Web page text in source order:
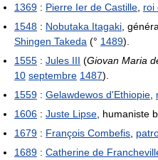
1369 : Pierre Ier de Castille roi
1548 : Nobutaka Itagaki ,
Shingen Takeda (° 1489).
1555 : Jules III (Giovan Maria
10 septembre 1487).
1559 : Gelawdewos d'Ethiopie
1606 : Juste Lipse , humaniste
1679 : François Combefis
1689 : Catherine de